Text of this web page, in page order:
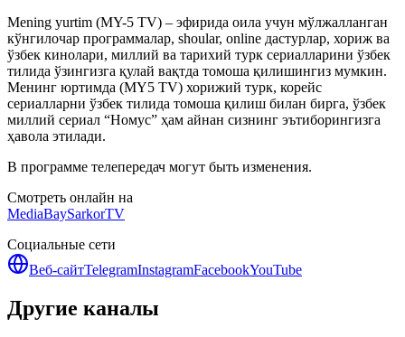
Mening yurtim (MY-5 TV) – эфирида оила учун мўлжалланган
кўнгилочар программалар, shoular, online дастурлар, хориж ва
ўзбек кинолари, миллий ва тарихий турк сериалларини ўзбек
тилида ўзингизга қулай вақтда томоша қилишингиз мумкин.
Менинг юртимда (MY5 TV) хорижий турк, корейс
сериалларни ўзбек тилида томоша қилиш билан бирга, ўзбек
миллий сериал “Номус” ҳам айнан сизнинг эътиборингизга
ҳавола этилади.
В программе телепередач могут быть изменения.
Смотреть онлайн на
MediaBaySarkorTV
Социальные сети
Веб-сайтTelegramInstagramFacebookYouTube
Другие каналы